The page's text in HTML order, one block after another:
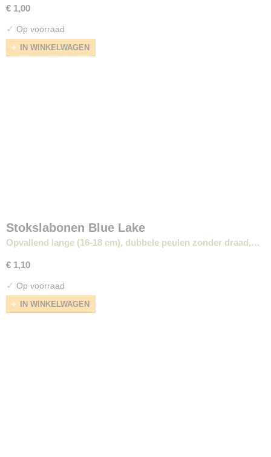
€ 1,00
✓ Op voorraad
IN WINKELWAGEN
Stokslabonen Blue Lake
Opvallend lange (16-18 cm), dubbele peulen zonder draad,…
€ 1,10
✓ Op voorraad
IN WINKELWAGEN